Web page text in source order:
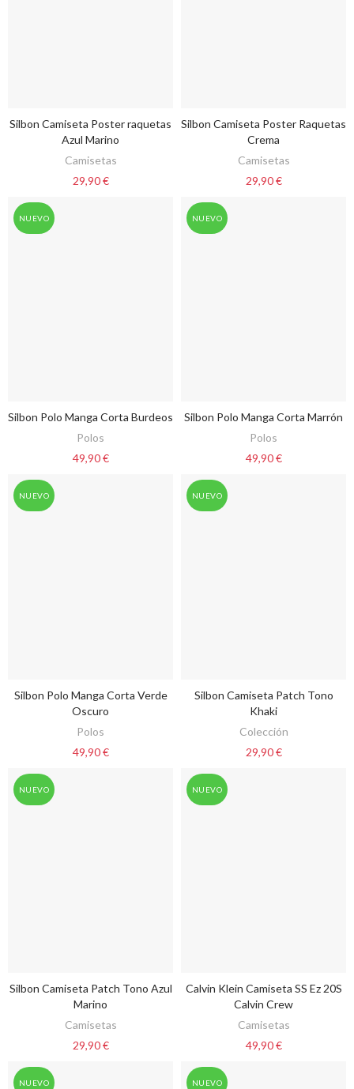
VER OPCIONES
Silbon Camiseta Poster raquetas
Azul Marino
Camisetas
29,90 €
VER OPCIONES
Silbon Camiseta Poster Raquetas
Crema
Camisetas
29,90 €
NUEVO
VER OPCIONES
Silbon Polo Manga Corta Burdeos
Polos
49,90 €
NUEVO
VER OPCIONES
Silbon Polo Manga Corta Marrón
Polos
49,90 €
NUEVO
VER OPCIONES
Silbon Polo Manga Corta Verde
Oscuro
Polos
49,90 €
NUEVO
VER OPCIONES
Silbon Camiseta Patch Tono
Khaki
Colección
29,90 €
NUEVO
VER OPCIONES
Silbon Camiseta Patch Tono Azul
Marino
Camisetas
29,90 €
NUEVO
VER OPCIONES
Calvin Klein Camiseta SS Ez 20S
Calvin Crew
Camisetas
49,90 €
NUEVO NUEVO